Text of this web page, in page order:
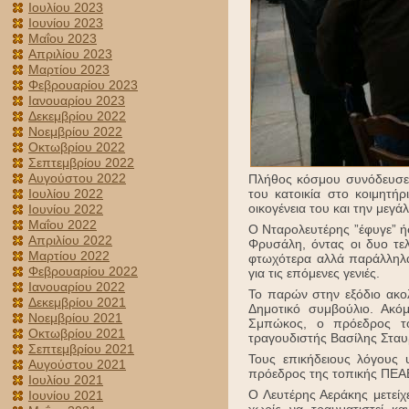
Ιουλίου 2023
Ιουνίου 2023
Μαΐου 2023
Απριλίου 2023
Μαρτίου 2023
Φεβρουαρίου 2023
Ιανουαρίου 2023
Δεκεμβρίου 2022
Νοεμβρίου 2022
Οκτωβρίου 2022
Σεπτεμβρίου 2022
Αυγούστου 2022
Ιουλίου 2022
Ιουνίου 2022
Μαΐου 2022
Απριλίου 2022
Μαρτίου 2022
Φεβρουαρίου 2022
Ιανουαρίου 2022
Δεκεμβρίου 2021
Νοεμβρίου 2021
Οκτωβρίου 2021
Σεπτεμβρίου 2021
Αυγούστου 2021
Ιουλίου 2021
Ιουνίου 2021
Πλήθος κόσμου
του κατοικία στο
οικογένεια του και την
Ο Νταρολευτέρης ”έφυγε”
Φρυσάλη, όντας οι δυο
φτωχότερα αλλά
για τις επόμενες γενιές.
Το παρών στην εξόδιο
Δημοτικό συμβούλιο.
Σμπώκος, ο πρόεδρος
τραγουδιστής Βασίλης
Τους επικήδειους
πρόεδρος της τοπικής
Ο Λευτέρης Αεράκης